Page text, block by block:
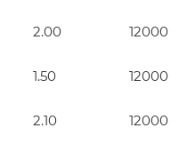
2.00 12000
1.50 12000
2.10 12000